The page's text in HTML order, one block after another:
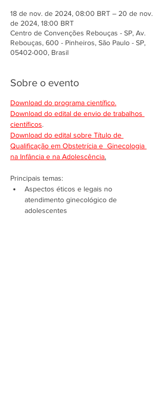
18 de nov. de 2024, 08:00 BRT – 20 de nov.
de 2024, 18:00 BRT
Centro de Convenções Rebouças - SP, Av.
Rebouças, 600 - Pinheiros, São Paulo - SP,
05402-000, Brasil
Sobre o evento
Download do programa científico.
Download do edital de envio de trabalhos
científicos.
Download do edital sobre Título de
Qualificação em Obstetrícia e  Ginecologia
na Infância e na Adolescência.
Principais temas:
Aspectos éticos e legais no
atendimento ginecológico de
adolescentes